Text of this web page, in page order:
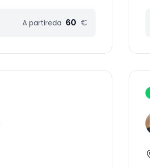
A partireda 60 €